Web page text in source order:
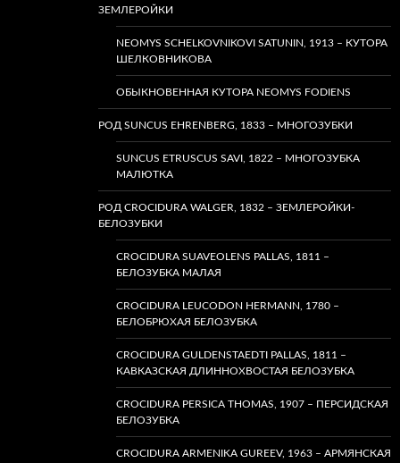
ЗЕМЛЕРОЙКИ
NEOMYS SCHELKOVNIKOVI SATUNIN, 1913 – КУТОРА
ШЕЛКОВНИКОВА
ОБЫКНОВЕННАЯ КУТОРА NEOMYS FODIENS
РОД SUNCUS EHRENBERG, 1833 – МНОГОЗУБКИ
SUNCUS ETRUSCUS SAVI, 1822 – МНОГОЗУБКА
МАЛЮТКА
РОД CROCIDURA WALGER, 1832 – ЗЕМЛЕРОЙКИ-
БЕЛОЗУБКИ
CROCIDURA SUAVEOLENS PALLAS, 1811 –
БЕЛОЗУБКА МАЛАЯ
CROCIDURA LEUCODON HERMANN, 1780 –
БЕЛОБРЮХАЯ БЕЛОЗУБКА
CROCIDURA GULDENSTAEDTI PALLAS, 1811 –
КАВКАЗСКАЯ ДЛИННОХВОСТАЯ БЕЛОЗУБКА
CROCIDURA PERSICA THOMAS, 1907 – ПЕРСИДСКАЯ
БЕЛОЗУБКА
CROCIDURA ARMENIKA GUREEV, 1963 – АРМЯНСКАЯ